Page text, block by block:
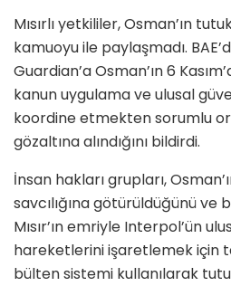
Mısırlı yetkililer, Osman’ın
kamuoyu ile paylaşmadı.
Guardian’a Osman’ın 6
kanun uygulama ve ulusal
koordine etmekten sorumlu
gözaltına alındığını bildirdi.
İnsan hakları grupları,
savcılığına götürüldüğünü ve
Mısır’ın emriyle Interpol’ün
hareketlerini işaretlemek için
bülten sistemi kullanılarak